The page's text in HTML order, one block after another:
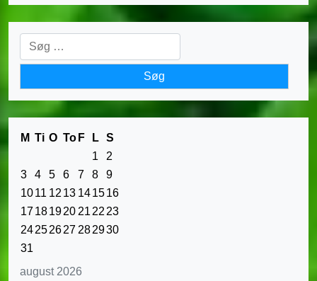
Søg
efter:
august 2026
M Ti O To F L S
1
2
3
4 5 6 7 8
9
1011 12 13 141516
17181920 21 22 23
24252627 282930
31